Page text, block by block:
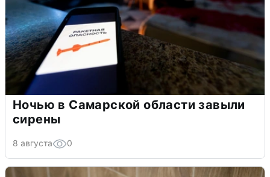
Ночью в Самарской области завыли
сирены
8 августа 0